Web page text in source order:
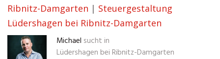
Ribnitz-Damgarten | Steuergestaltung
Lüdershagen bei Ribnitz-Damgarten
Michael sucht in
Lüdershagen bei Ribnitz-Damgarten